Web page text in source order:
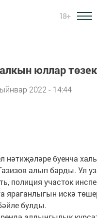
18+
юллар
2022 - 14:44
нәтиҗәләре буенча
алып барды. Ул
полиция участок
яраганлыгын искә
булды.